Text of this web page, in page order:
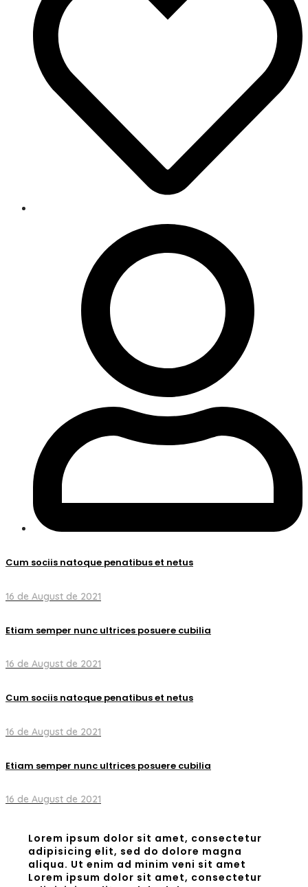
Cum sociis natoque penatibus et netus
16 de August de 2021
Etiam semper nunc ultrices posuere cubilia
16 de August de 2021
Cum sociis natoque penatibus et netus
16 de August de 2021
Etiam semper nunc ultrices posuere cubilia
16 de August de 2021
Lorem ipsum dolor sit amet, consectetur
adipisicing elit, sed do dolore magna
aliqua. Ut enim ad minim veni sit amet
Lorem ipsum dolor sit amet, consectetur